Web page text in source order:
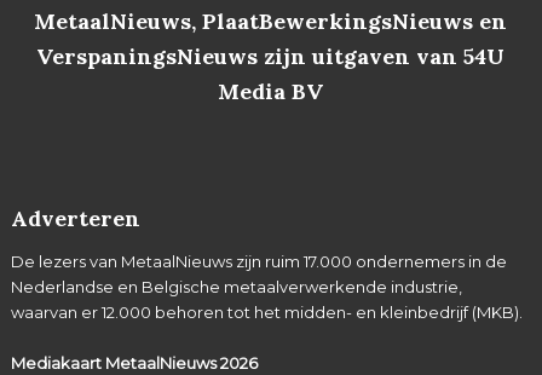
MetaalNieuws, PlaatBewerkingsNieuws en
VerspaningsNieuws zijn uitgaven van 54U
Media BV
Adverteren
De lezers van MetaalNieuws zijn ruim 17.000 ondernemers in de
Nederlandse en Belgische metaalverwerkende industrie,
waarvan er 12.000 behoren tot het midden- en kleinbedrijf (MKB).
Mediakaart MetaalNieuws2026